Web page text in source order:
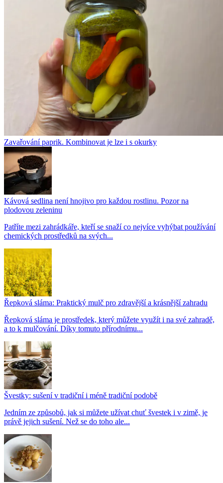
Zavařování paprik. Kombinovat je lze i s okurky
Kávová sedlina není hnojivo pro každou rostlinu. Pozor na
plodovou zeleninu
Patříte mezi zahrádkáře, kteří se snaží co nejvíce vyhýbat používání
chemických prostředků na svých...
Řepková sláma: Praktický mulč pro zdravější a krásnější zahradu
Řepková sláma je prostředek, který můžete využít i na své zahradě,
a to k mulčování. Díky tomuto přírodnímu...
Švestky: sušení v tradiční i méně tradiční podobě
Jedním ze způsobů, jak si můžete užívat chuť švestek i v zimě, je
právě jejich sušení. Než se do toho ale...